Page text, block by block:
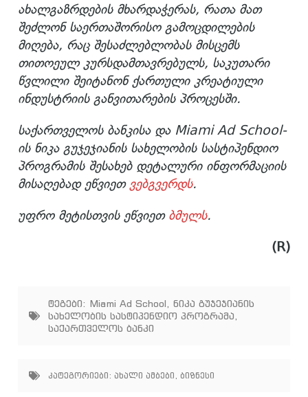
ახალგაზრდების მხარდაჭერას, რათა მათ
შეძლონ საერთაშორისო გამოცდილების
მიღება, რაც შესაძლებლობას მისცემს
თითოეულ კურსდამთავრებულს, საკუთარი
წვლილი შეიტანონ ქართული კრეატიული
ინდუსტრიის განვითარების პროცესში.
საქართველოს ბანკისა და Miami Ad School-
ის ნიკა გუჯეჯიანის სახელობის სასტიპენდიო
პროგრამის შესახებ დეტალური ინფორმაციის
მისაღებად ეწვიეთ ვებგვერდს.
უფრო მეტისთვის ეწვიეთ ბმულს.
(R)
ტეგები: Miami Ad School
ნიკა გუჯეჯიანის
სახელობის სასტიპენდიო პროგრამა
საქართველოს ბანკი
კატეგორიები: ახალი ამბები , ბიზნესი